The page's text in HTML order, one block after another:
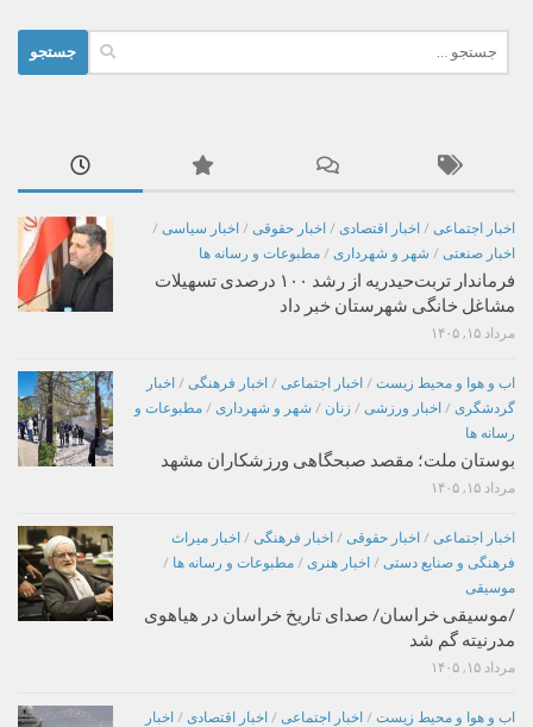
برای:
اخبار اجتماعی / اخبار اقتصادی / اخبار حقوقی / اخبار سیاسی /
اخبار صنعتی / شهر و شهرداری / مطبوعات و رسانه ها
فرماندار تربت‌حیدریه از رشد ۱۰۰ درصدی تسهیلات
مشاغل خانگی شهرستان خبر داد
مرداد ۱۵, ۱۴۰۵
اب و هوا و محیط زیست / اخبار اجتماعی / اخبار فرهنگی / اخبار
گردشگری / اخبار ورزشی / زنان / شهر و شهرداری / مطبوعات و
رسانه ها
بوستان ملت؛ مقصد صبحگاهی ورزشکاران مشهد
مرداد ۱۵, ۱۴۰۵
اخبار اجتماعی / اخبار حقوقی / اخبار فرهنگی / اخبار میراث
فرهنگی و صنایع دستی / اخبار هنری / مطبوعات و رسانه ها /
موسیقی
/موسیقی خراسان/ صدای تاریخ خراسان در هیاهوی
مدرنیته گم شد
مرداد ۱۵, ۱۴۰۵
اب و هوا و محیط زیست / اخبار اجتماعی / اخبار اقتصادی / اخبار